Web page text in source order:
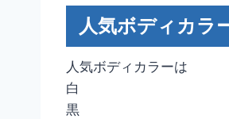
人気ボディカラ
人気ボディカラーは
白
黒